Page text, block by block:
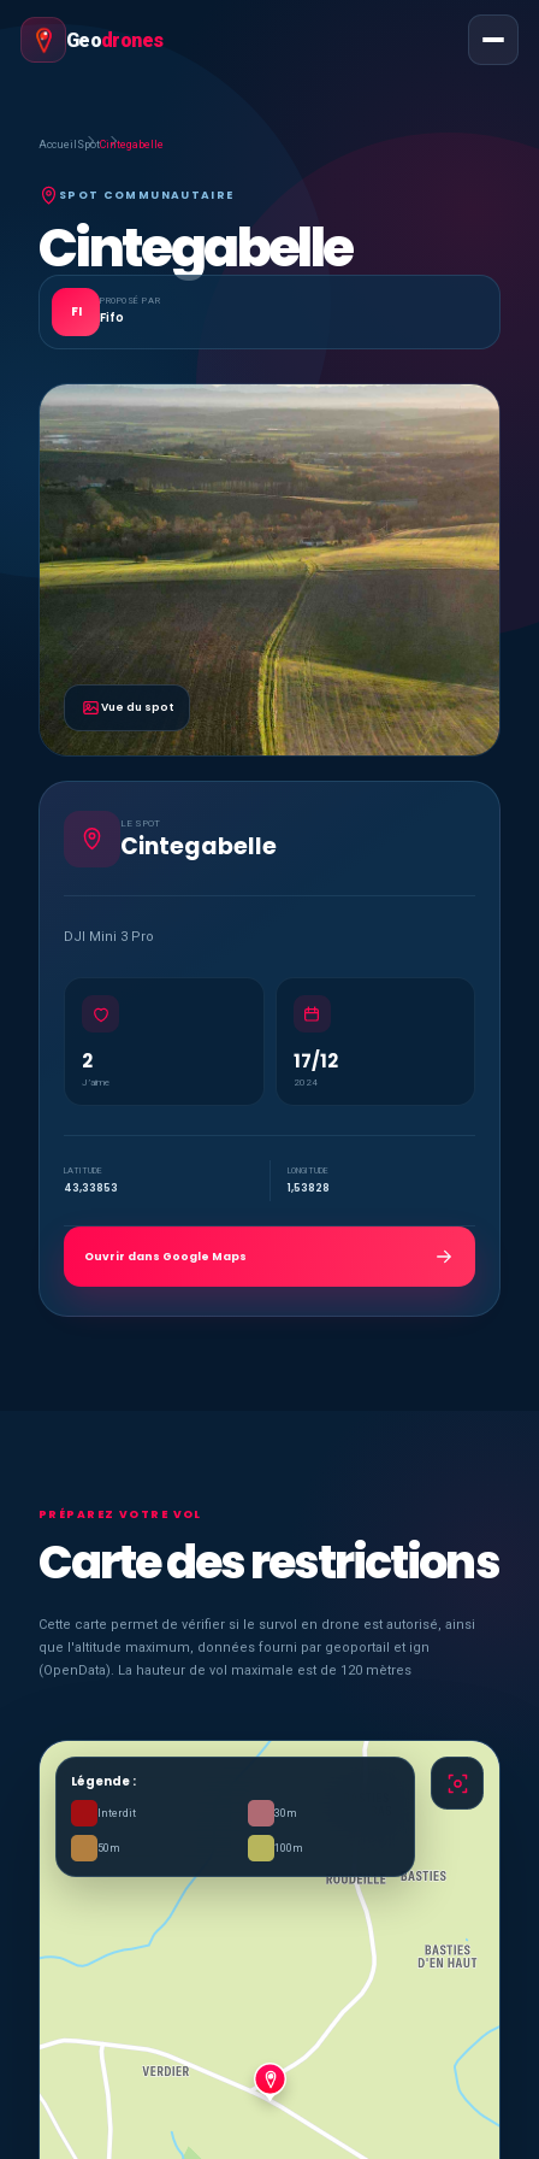
Geodrones
Accueil SpotCintegabelle
SPOT COMMUNAUTAIRE
Cintegabelle
FI
PROPOSÉ PAR
Fifo
Vue du spot
LE SPOT
Cintegabelle
DJI Mini 3 Pro
2
J’aime
17/12
2024
LATITUDE
43,33853
LONGITUDE
1,53828
Ouvrir dans Google Maps
PRÉPAREZ VOTRE VOL
Carte des restrictions
Cette carte permet de vérifier si le survol en drone est autorisé, ainsi
que l'altitude maximum, données fourni par geoportail et ign
(OpenData). La hauteur de vol maximale est de 120 mètres
Légende :
Interdit 30m
50m 100m